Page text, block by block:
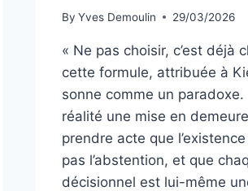
By Yves Demoulin 29/03/2026
« Ne pas choisir, c’est déjà
cette formule, attribuée à
sonne comme un paradoxe.
réalité une mise en
prendre acte que
pas l’abstention, et que
décisionnel est lui-même